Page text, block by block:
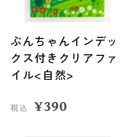
ぶんちゃんインデッ
クス付きクリアファ
イル<自然>
税込 ¥390